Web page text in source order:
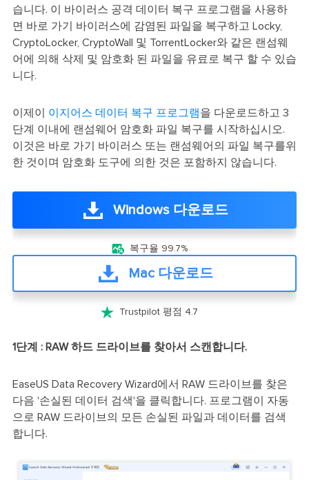
습니다. 이 바이러스 공격 데이터 복구 프로그램을 사용하
면 바로 가기 바이러스에 감염된 파일을 복구하고 Locky,
CryptoLocker, CryptoWall 및 TorrentLocker와 같은 랜섬웨
어에 의해 삭제 및 암호화 된 파일을 유료로 복구 할 수 있습
니다.
이제이 이지어스 데이터 복구 프로그램을 다운로드하고 3
단계 이내에 랜섬웨어 암호화 파일 복구를 시작하십시오.
이것은 바로 가기 바이러스 또는 랜섬웨어의 파일 복구를위
한 것이며 암호화 도구에 의한 것은 포함하지 않습니다.
Windows 다운로드
 복구율 99.7%
Mac 다운로드
 Trustpilot 평점 4.7
1단계 : RAW 하드 드라이브를 찾아서 스캔합니다.
EaseUS Data Recovery Wizard에서 RAW 드라이브를 찾은
다음 '손실된 데이터 검색'을 클릭합니다. 프로그램이 자동
으로 RAW 드라이브의 모든 손실된 파일과 데이터를 검색
합니다.